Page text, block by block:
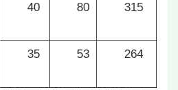
40 80 315
35 53 264